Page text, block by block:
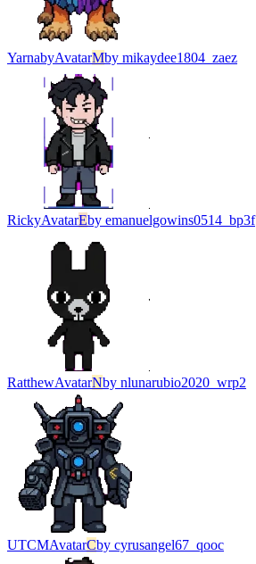
YarnabyAvatarMby mikaydee1804_zaez
RickyAvatarEby emanuelgowins0514_bp3f
RatthewAvatarNby nlunarubio2020_wrp2
UTCMAvatarCby cyrusangel67_qooc